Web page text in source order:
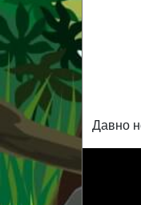
Давно